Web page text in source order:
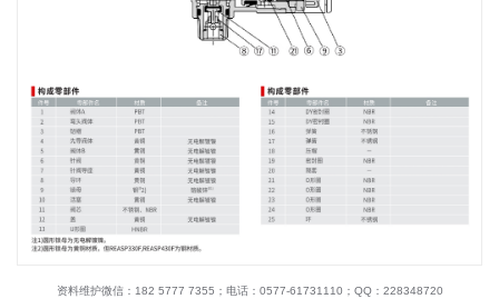
资料维护微信：182 5777 7355；电话：0577-61731110；QQ：228348720